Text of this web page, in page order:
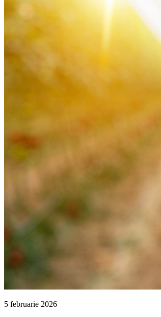
5 februarie 2026